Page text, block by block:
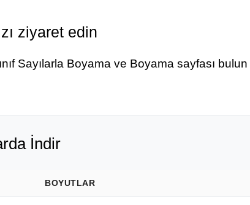
ziyaret edin
Sayılarla Boyama ve Boyama sayfası bulun
İndir
BOYUTLAR